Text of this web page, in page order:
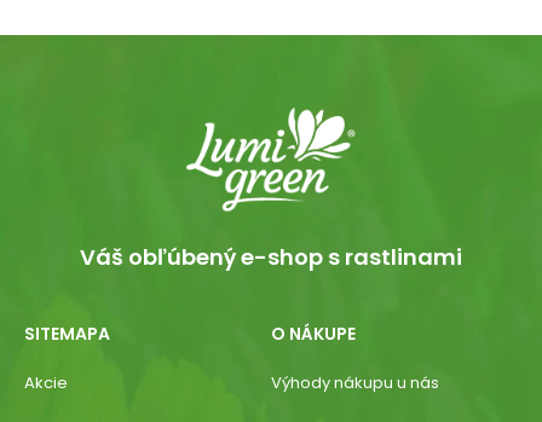
Váš obľúbený e-shop s rastlinami
SITEMAPA
Akcie
O NÁKUPE
Výhody nákupu u nás